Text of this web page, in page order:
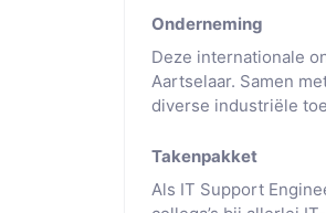
Onderneming
Deze internationale
Aartselaar. Samen
diverse industriële
Takenpakket
Als IT Support